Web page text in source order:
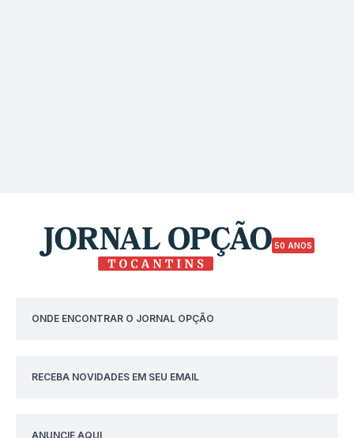
50 ANOS
ONDE ENCONTRAR O JORNAL OPÇÃO
RECEBA NOVIDADES EM SEU EMAIL
ANUNCIE AQUI